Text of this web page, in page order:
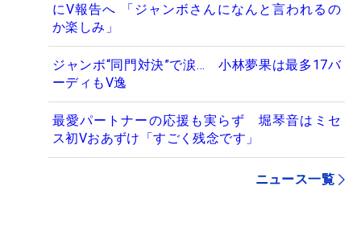
にV報告へ 「ジャンボさんになんと言われるの
か楽しみ」
ジャンボ“同門対決”で涙… 小林夢果は最多17バ
ーディもV逸
最愛パートナーの応援も実らず 堀琴音はミセ
ス初Vおあずけ「すごく残念です」
ニュース一覧